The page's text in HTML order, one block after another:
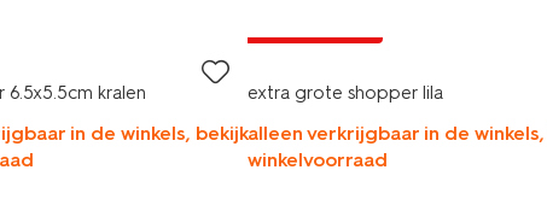
6.5x5.5cm kralen
in de winkels, bekijk
extra grote shopper lila
alleen verkrijgbaar in de
winkelvoorraad